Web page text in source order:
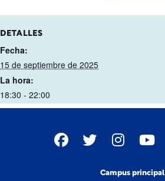
DETALLES
Fecha:
15 de septiembre de 2025
La hora:
18:30 - 22:00
Campus principal